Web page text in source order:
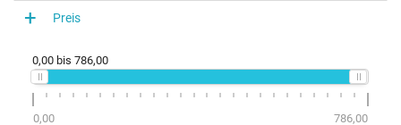
Preis
0,00 bis 786,00
0,00 786,00